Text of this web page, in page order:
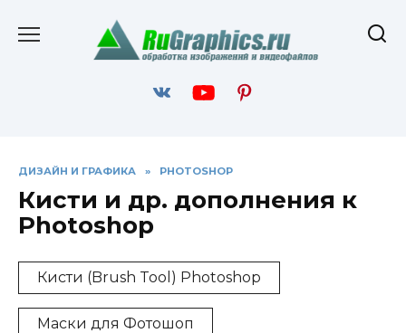
содержанию
ДИЗАЙН И ГРАФИКА » PHOTOSHOP
Кисти и др. дополнения к
Photoshop
Кисти (Brush Tool) Photoshop
Маски для Фотошоп